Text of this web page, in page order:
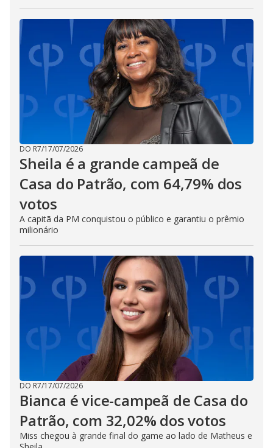
DO R7/17/07/2026
Sheila é a grande campeã de
Casa do Patrão, com 64,79% dos
votos
A capitã da PM conquistou o público e garantiu o prêmio
milionário
DO R7/17/07/2026
Bianca é vice-campeã de Casa do
Patrão, com 32,02% dos votos
Miss chegou à grande final do game ao lado de Matheus e